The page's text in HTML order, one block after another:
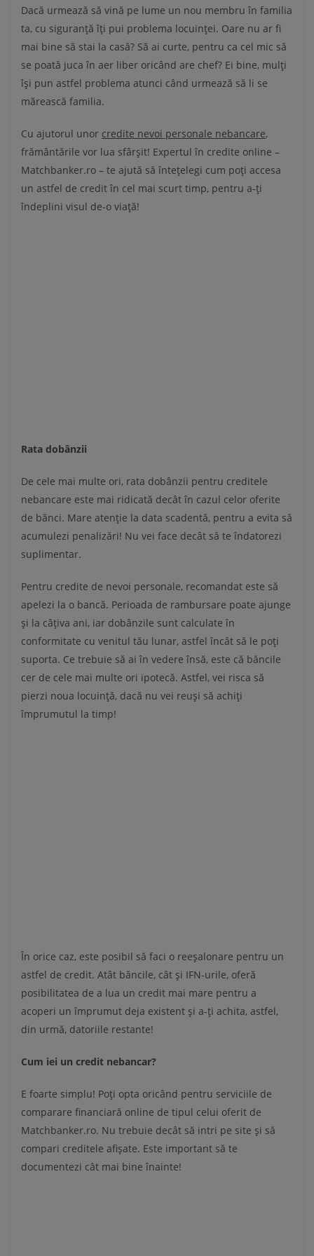
Dacă urmează să vină pe lume un nou membru în familia
ta, cu siguranță îți pui problema locuinței. Oare nu ar fi
mai bine să stai la casă? Să ai curte, pentru ca cel mic să
se poată juca în aer liber oricând are chef? Ei bine, mulți
își pun astfel problema atunci când urmează să li se
mărească familia.
Cu ajutorul unor credite nevoi personale nebancare,
frământările vor lua sfârșit! Expertul în credite online –
Matchbanker.ro – te ajută să întețelegi cum poți accesa
un astfel de credit în cel mai scurt timp, pentru a-ți
îndeplini visul de-o viață!
Rata dobânzii
De cele mai multe ori, rata dobânzii pentru creditele
nebancare este mai ridicată decât în cazul celor oferite
de bănci. Mare atenție la data scadentă, pentru a evita să
acumulezi penalizări! Nu vei face decât să te îndatorezi
suplimentar.
Pentru credite de nevoi personale, recomandat este să
apelezi la o bancă. Perioada de rambursare poate ajunge
și la câțiva ani, iar dobânzile sunt calculate în
conformitate cu venitul tău lunar, astfel încât să le poți
suporta. Ce trebuie să ai în vedere însă, este că băncile
cer de cele mai multe ori ipotecă. Astfel, vei risca să
pierzi noua locuință, dacă nu vei reuși să achiți
împrumutul la timp!
În orice caz, este posibil să faci o reeșalonare pentru un
astfel de credit. Atât băncile, cât și IFN-urile, oferă
posibilitatea de a lua un credit mai mare pentru a
acoperi un împrumut deja existent și a-ți achita, astfel,
din urmă, datoriile restante!
Cum iei un credit nebancar?
E foarte simplu! Poți opta oricând pentru serviciile de
comparare financiară online de tipul celui oferit de
Matchbanker.ro. Nu trebuie decât să intri pe site și să
compari creditele afișate. Este important să te
documentezi cât mai bine înainte!